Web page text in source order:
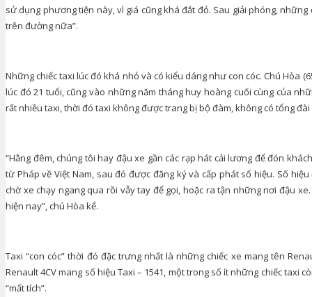
sử dụng phương tiện này, vì giá cũng khá đắt đỏ. Sau giải phóng,
trên đường nữa”.
Những chiếc taxi lúc đó khá nhỏ và có kiểu dáng như con cóc. Chú Hòa
lúc đó 21 tuổi, cũng vào những năm tháng huy hoàng cuối cùng của
rất nhiều taxi, thời đó taxi không được trang bị bộ đàm, không có tổng
“Hằng đêm, chúng tôi hay đậu xe gần các rạp hát cải lương để đón
từ Pháp về Việt Nam, sau đó được đăng ký và cấp phát số hiệu. Số
chờ xe chạy ngang qua rồi vẫy tay để gọi, hoặc ra tận những nơi đậu
hiện nay”, chú Hòa kể.
Taxi “con cóc” thời đó đặc trưng nhất là những chiếc xe mang tên
Renault 4CV mang số hiệu Taxi – 1541, một trong số ít những chiếc taxi
“mất tích”.